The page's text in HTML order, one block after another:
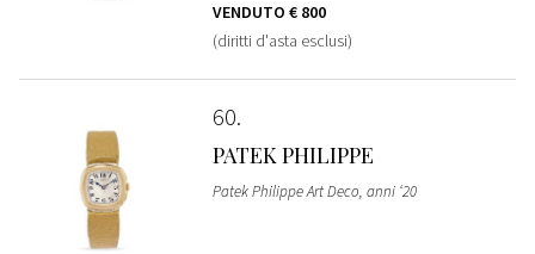
VENDUTO € 800
(diritti d'asta esclusi)
60
PATEK PHILIPPE
Patek Philippe Art Deco, anni ‘20